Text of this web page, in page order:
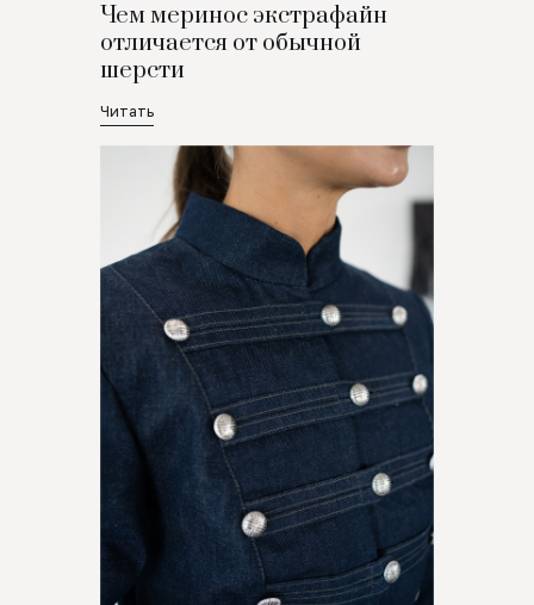
Чем меринос экстрафайн
отличается от обычной
шерсти
Читать